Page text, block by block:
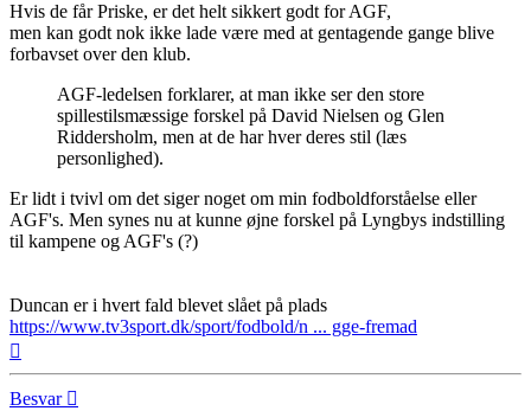
Hvis de får Priske, er det helt sikkert godt for AGF,
men kan godt nok ikke lade være med at gentagende gange blive
forbavset over den klub.
AGF-ledelsen forklarer, at man ikke ser den store
spillestilsmæssige forskel på David Nielsen og Glen
Riddersholm, men at de har hver deres stil (læs
personlighed).
Er lidt i tvivl om det siger noget om min fodboldforståelse eller
AGF's. Men synes nu at kunne øjne forskel på Lyngbys indstilling
til kampene og AGF's (?)
Duncan er i hvert fald blevet slået på plads
https://www.tv3sport.dk/sport/fodbold/n ... gge-fremad
Besvar